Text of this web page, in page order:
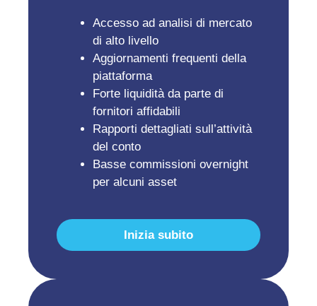
Accesso ad analisi di mercato
di alto livello
Aggiornamenti frequenti della
piattaforma
Forte liquidità da parte di
fornitori affidabili
Rapporti dettagliati sull’attività
del conto
Basse commissioni overnight
per alcuni asset
Inizia subito